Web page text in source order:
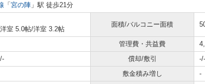
「 宮の陣 」駅 徒歩21分
洋室 5.0帖/洋室 3.2帖
面積/バルコニー面積
管理費・共益費
償却/敷引
-/-
敷金積み増し
-